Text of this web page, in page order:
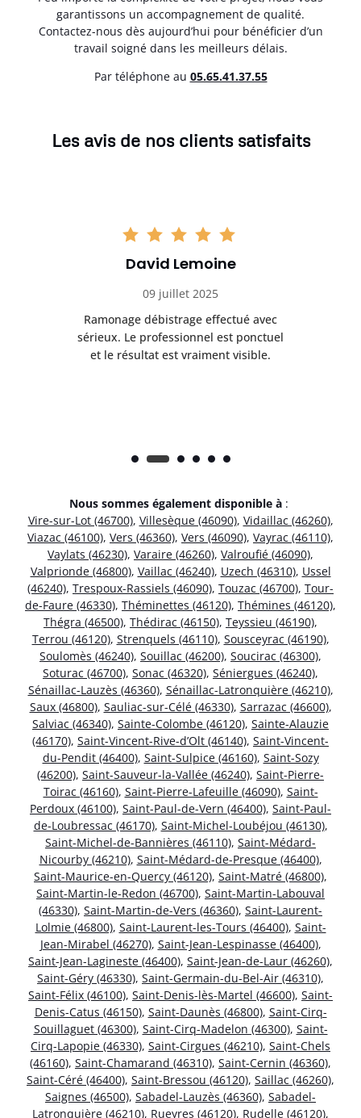
garantissons un accompagnement de qualité.
Contactez-nous dès aujourd’hui pour bénéficier d’un
travail soigné dans les meilleurs délais.
Par téléphone au 05.65.41.37.55
Les avis de nos clients satisfaits
David Lemoine
09 juillet 2025
Ramonage débistrage effectué avec
sérieux. Le professionnel est ponctuel
et le résultat est vraiment visible.
Nous sommes également disponible à :
Vire-sur-Lot (46700), Villesèque (46090), Vidaillac (46260),
Viazac (46100), Vers (46360), Vers (46090), Vayrac (46110),
Vaylats (46230), Varaire (46260), Valroufié (46090),
Valprionde (46800), Vaillac (46240), Uzech (46310), Ussel
(46240), Trespoux-Rassiels (46090), Touzac (46700), Tour-
de-Faure (46330), Théminettes (46120), Thémines (46120),
Thégra (46500), Thédirac (46150), Teyssieu (46190),
Terrou (46120), Strenquels (46110), Sousceyrac (46190),
Soulomès (46240), Souillac (46200), Soucirac (46300),
Soturac (46700), Sonac (46320), Séniergues (46240),
Sénaillac-Lauzès (46360), Sénaillac-Latronquière (46210),
Saux (46800), Sauliac-sur-Célé (46330), Sarrazac (46600),
Salviac (46340), Sainte-Colombe (46120), Sainte-Alauzie
(46170), Saint-Vincent-Rive-d’Olt (46140), Saint-Vincent-
du-Pendit (46400), Saint-Sulpice (46160), Saint-Sozy
(46200), Saint-Sauveur-la-Vallée (46240), Saint-Pierre-
Toirac (46160), Saint-Pierre-Lafeuille (46090), Saint-
Perdoux (46100), Saint-Paul-de-Vern (46400), Saint-Paul-
de-Loubressac (46170), Saint-Michel-Loubéjou (46130),
Saint-Michel-de-Bannières (46110), Saint-Médard-
Nicourby (46210), Saint-Médard-de-Presque (46400),
Saint-Maurice-en-Quercy (46120), Saint-Matré (46800),
Saint-Martin-le-Redon (46700), Saint-Martin-Labouval
(46330), Saint-Martin-de-Vers (46360), Saint-Laurent-
Lolmie (46800), Saint-Laurent-les-Tours (46400), Saint-
Jean-Mirabel (46270), Saint-Jean-Lespinasse (46400),
Saint-Jean-Lagineste (46400), Saint-Jean-de-Laur (46260),
Saint-Géry (46330), Saint-Germain-du-Bel-Air (46310),
Saint-Félix (46100), Saint-Denis-lès-Martel (46600), Saint-
Denis-Catus (46150), Saint-Daunès (46800), Saint-Cirq-
Souillaguet (46300), Saint-Cirq-Madelon (46300), Saint-
Cirq-Lapopie (46330), Saint-Cirgues (46210), Saint-Chels
(46160), Saint-Chamarand (46310), Saint-Cernin (46360),
Saint-Céré (46400), Saint-Bressou (46120), Saillac (46260),
Saignes (46500), Sabadel-Lauzès (46360), Sabadel-
Latronquière (46210), Rueyres (46120), Rudelle (46120),